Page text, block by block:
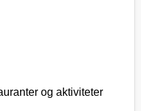
og aktiviteter